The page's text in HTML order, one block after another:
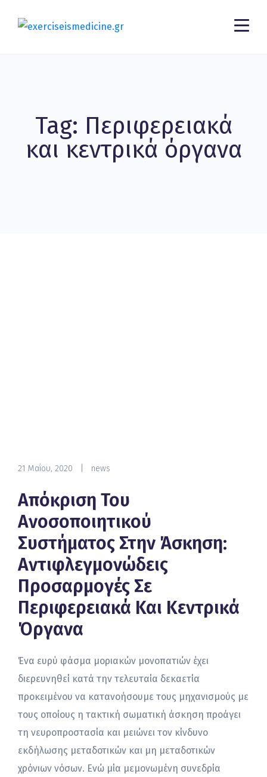
Tag: Περιφερειακά
και κεντρικά όργανα
21 Μαΐου, 2020 news
Απόκριση Του
Ανοσοποιητικού
Συστήματος Στην Άσκηση:
Αντιφλεγμονώδεις
Προσαρμογές Σε
Περιφερειακά Και Κεντρικά
Όργανα
Ένα ευρύ φάσμα μοριακών μονοπατιών έχει
διερευνηθεί κατά την τελευταία δεκαετία
προκειμένου να κατανοήσουμε τους μηχανισμούς με
τους οποίους η τακτική σωματική άσκηση προάγει
τη νευροπροστασία και μειώνει τον κίνδυνο
εκδήλωσης μεταδοτικών και μη μεταδοτικών
χρόνιων νόσων. Ενώ μία μεμονωμένη συνεδρία